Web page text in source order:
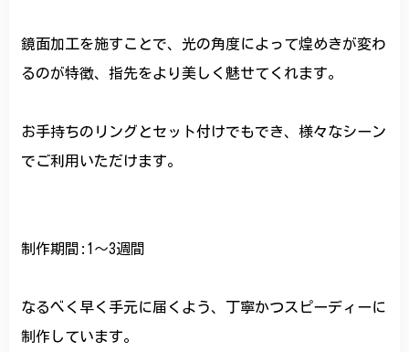
鏡面加工を施すことで、光の角度によって煌めきが変わ
るのが特徴、指先をより美しく魅せてくれます。
お手持ちのリングとセット付けでもでき、様々なシーン
でご利用いただけます。
制作期間:1〜3週間
なるべく早く手元に届くよう、丁寧かつスピーディーに
制作しています。